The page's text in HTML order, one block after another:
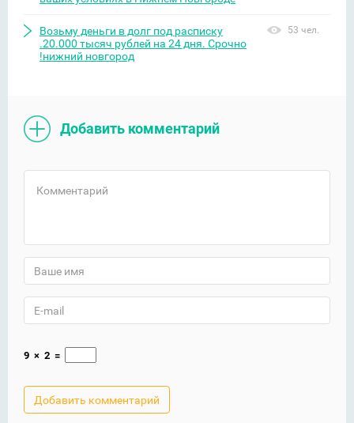
Возьму деньги в долг под расписку
.20.000 тысяч рублей на 24 дня. Срочно
!нижний новгород
53 чел.
Добавить комментарий
9 × 2 =